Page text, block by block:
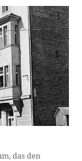
das den